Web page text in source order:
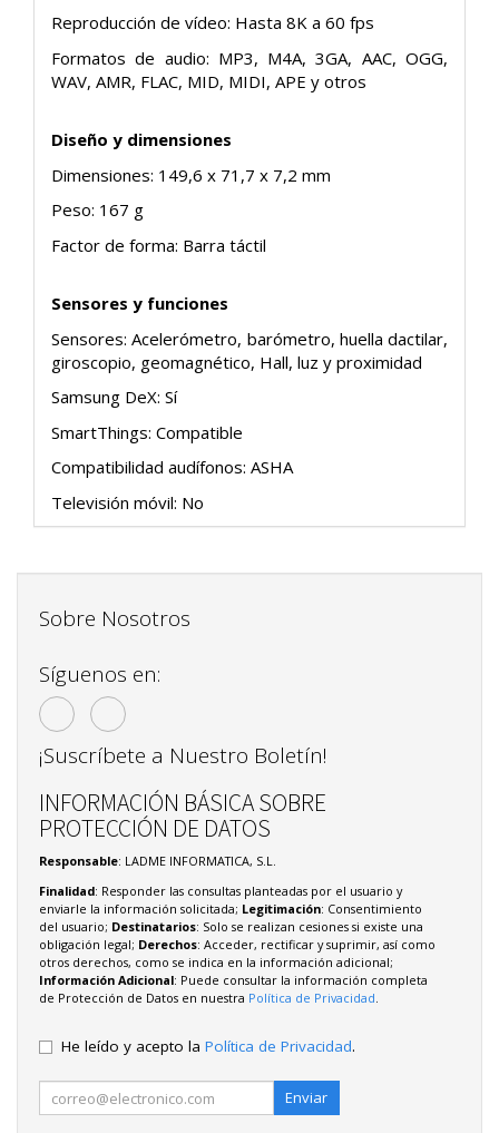
Reproducción de vídeo: Hasta 8K a 60 fps
Formatos de audio: MP3, M4A, 3GA, AAC, OGG,
WAV, AMR, FLAC, MID, MIDI, APE y otros
Diseño y dimensiones
Dimensiones: 149,6 x 71,7 x 7,2 mm
Peso: 167 g
Factor de forma: Barra táctil
Sensores y funciones
Sensores: Acelerómetro, barómetro, huella dactilar,
giroscopio, geomagnético, Hall, luz y proximidad
Samsung DeX: Sí
SmartThings: Compatible
Compatibilidad audífonos: ASHA
Televisión móvil: No
Sobre Nosotros
Síguenos en:
¡Suscríbete a Nuestro Boletín!
INFORMACIÓN BÁSICA SOBRE
PROTECCIÓN DE DATOS
Responsable: LADME INFORMATICA, S.L.
Finalidad: Responder las consultas planteadas por el usuario y
enviarle la información solicitada; Legitimación: Consentimiento
del usuario; Destinatarios: Solo se realizan cesiones si existe una
obligación legal; Derechos: Acceder, rectificar y suprimir, así como
otros derechos, como se indica en la información adicional;
Información Adicional: Puede consultar la información completa
de Protección de Datos en nuestra Política de Privacidad
He leído y acepto la Política de Privacidad.
Enviar